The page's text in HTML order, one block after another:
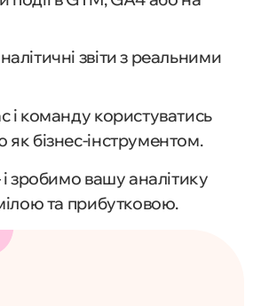
звіти з реальними
і команду користуватись
як бізнес-інструментом.
зробимо вашу аналітику
та прибутковою.